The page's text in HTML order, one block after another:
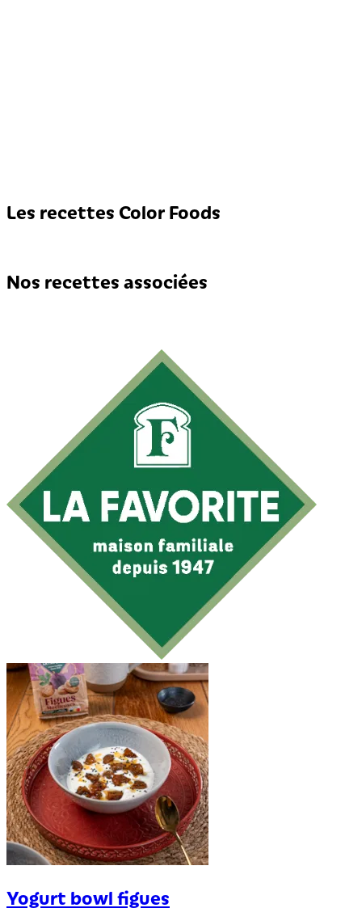
Les recettes Color Foods
Nos recettes associées
Yogurt bowl figues